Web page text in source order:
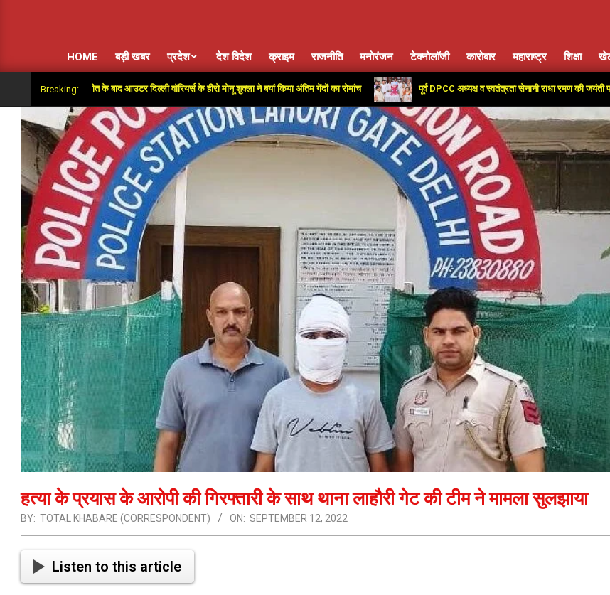
Primary
Navigation
HOME बड़ी खबर प्रदेश देश विदेश क्राइम राजनीति मनोरंजन टेक्नोलॉजी कारोबार महाराष्ट्र शिक्षा
Breaking:
सुपर ओवर में जीत के बाद आउटर दिल्ली वॉरियर्स के हीरो मोनू शुक्ला ने बयां किया अंतिम गेंदों का रोमांच पूर्व DPCC अध्यक्ष व स्वतंत्रता सेनानी राधा रमण की जयंती पर
हत्या के प्रयास के आरोपी की गिरफ्तारी के साथ थाना लाहौरी गेट की टीम ने मामला सुलझाया
BY: TOTAL KHABARE (CORRESPONDENT) ON: SEPTEMBER 12, 2022
Listen to this article